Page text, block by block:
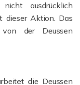
ausdrücklich
dieser Aktion. Das
der Deussen
die Deussen